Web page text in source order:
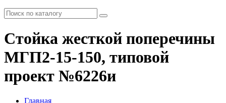
Стойка жесткой поперечины
МГП2-15-150, типовой
проект №6226и
Главная